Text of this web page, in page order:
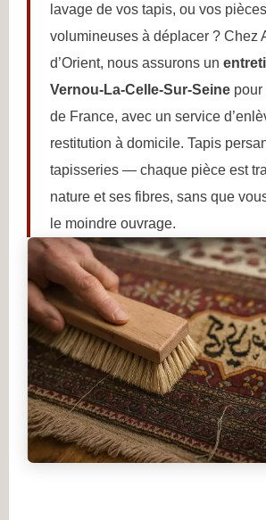
lavage de vos tapis, ou vos
volumineuses à déplacer ? Chez
d’Orient, nous assurons un
Vernou-La-Celle-Sur-Seine
de France, avec un service
restitution à domicile. Tapis
tapisseries — chaque pièce est
nature et ses fibres, sans que
le moindre ouvrage.